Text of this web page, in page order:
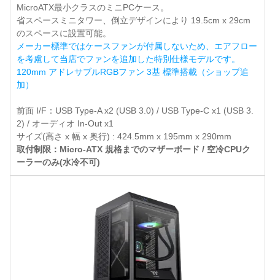
MicroATX最小クラスのミニPCケース。
省スペースミニタワー、倒立デザインにより 19.5cm x 29cm
のスペースに設置可能。
メーカー標準ではケースファンが付属しないため、エアフロー
を考慮して当店でファンを追加した特別仕様モデルです。
120mm アドレサブルRGBファン 3基 標準搭載（ショップ追
加）
前面 I/F：USB Type-A x2 (USB 3.0) / USB Type-C x1 (USB 3.
2) / オーディオ In-Out x1
サイズ(高さ x 幅 x 奥行) : 424.5mm x 195mm x 290mm
取付制限：Micro-ATX 規格までのマザーボード / 空冷CPUク
ーラーのみ(水冷不可)